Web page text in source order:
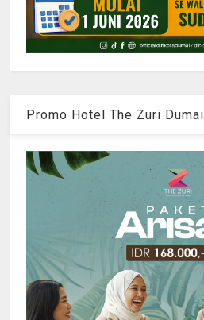
Promo Hotel The Zuri Dumai